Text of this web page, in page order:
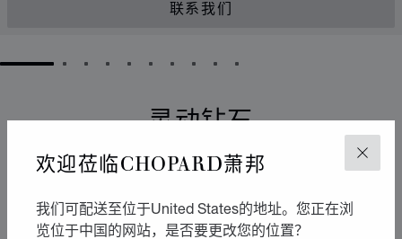
关闭
欢迎莅临CHOPARD萧邦
我们可配送至位于United States的地址。您正在浏
览位于中国的网站，是否要更改您的位置？
联系我们
GO TO SLIDE 1GO TO SLIDE 2
GO TO SLIDE 3
GO TO SLIDE 4
GO TO SLIDE 5
GO TO SLIDE 6
GO TO SLIDE 7
GO TO SLIDE 8
GO TO SLIDE 9
GO TO SLIDE 10
灵动钻石
它们以流畅的运动点亮周围的环境。自从1976年于
播极具感染力的乐享生活精神。它们的舞蹈构成一场生动
有趣的表演，其中传达出的自由与光明令人不禁扬起迷人